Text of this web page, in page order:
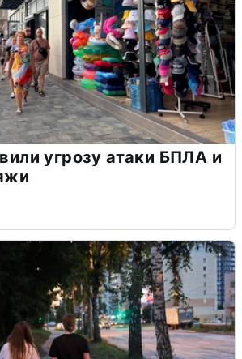
угрозу атаки БПЛА и